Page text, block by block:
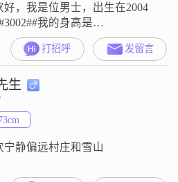
好，我是位男士，出生在2004
我的身高是
我的月收入在8001元
元这个区间##3002##我现在
作地点在沧州##3002##我的学
大专##3002##我这个人比较幽
趣，平时喜欢开玩笑，希望能
边的人带来快乐##3002##我觉
任至上，不管是交朋
打招呼 发留言
生
宁静偏远村庄和雪山